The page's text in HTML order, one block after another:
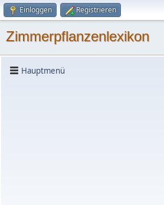
Einloggen Registrieren
Zimmerpflanzenlexikon
Hauptmenü